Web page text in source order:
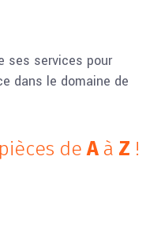
ses services pour
dans le domaine de
pièces de A à Z !